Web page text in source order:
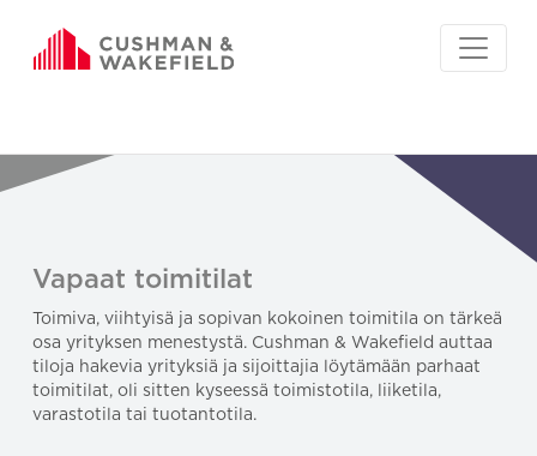
Vapaat toimitilat
Toimiva, viihtyisä ja sopivan kokoinen toimitila on tärkeä
osa yrityksen menestystä. Cushman & Wakefield auttaa
tiloja hakevia yrityksiä ja sijoittajia löytämään parhaat
toimitilat, oli sitten kyseessä toimistotila, liiketila,
varastotila tai tuotantotila.